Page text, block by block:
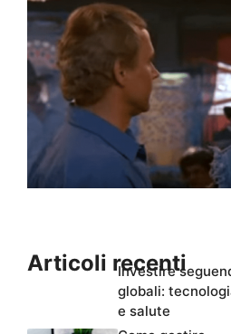
Articoli recenti
Investire
globali:
e salute